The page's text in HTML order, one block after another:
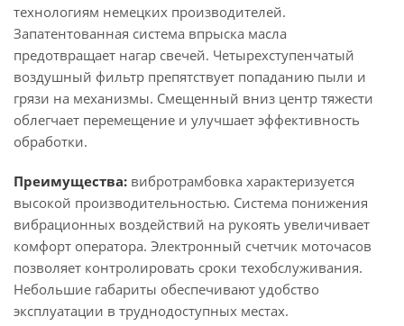
технологиям немецких производителей.
Запатентованная система впрыска масла
предотвращает нагар свечей. Четырехступенчатый
воздушный фильтр препятствует попаданию пыли и
грязи на механизмы. Смещенный вниз центр тяжести
облегчает перемещение и улучшает эффективность
обработки.
Преимущества: вибротрамбовка характеризуется
высокой производительностью. Система понижения
вибрационных воздействий на рукоять увеличивает
комфорт оператора. Электронный счетчик моточасов
позволяет контролировать сроки техобслуживания.
Небольшие габариты обеспечивают удобство
эксплуатации в труднодоступных местах.